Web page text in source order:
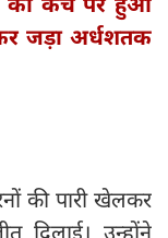
जड़ा अर्धशतक
की पारी खेलकर